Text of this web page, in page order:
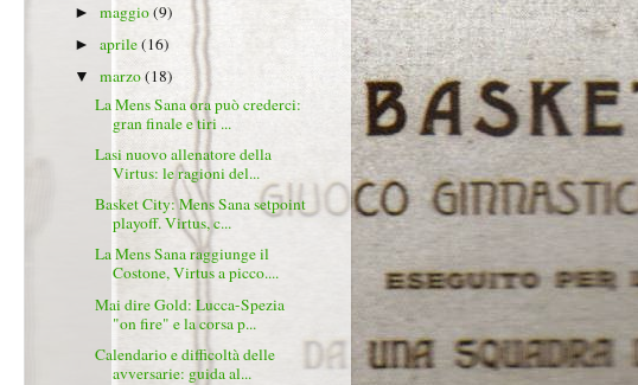
►maggio(9)
►aprile(16)
▼marzo(18)
La Mens Sana ora può crederci:
gran finale e tiri ...
Lasi nuovo allenatore della
Virtus: le ragioni del...
Basket City: Mens Sana setpoint
playoff. Virtus, c...
La Mens Sana raggiunge il
Costone, Virtus a picco....
Mai dire Gold: Lucca-Spezia
"on fire" e la corsa p...
Calendario e difficoltà delle
avversarie: guida al...